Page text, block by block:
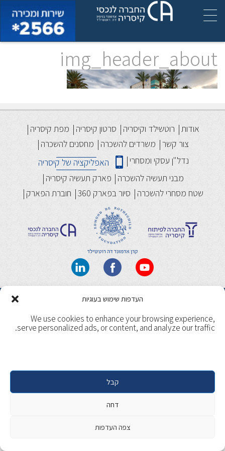
העדפות שימוש בעוגיות
We use cookies to enhance your browsing experience,
serve personalized ads, or content, and analyze our traffic.
קבל
דחה
צפה העדפות
img_header_about
אודות רוטשילד וקיסריה סרטון קיסריה
מפת קיסריה
צור קשר
משרדים להשכרה
מחסנים להשכרה
נדל"ן עסקי ומסחרי
האפליקציה של קיסריה
מבני תעשיה להשכרה
פארק תעשיה קיסריה
שטח מסחרי להשכרה
סיור בפארק 360 חוברת הפארק
מדיניות ופרטיות
Developed by
Beaver Global